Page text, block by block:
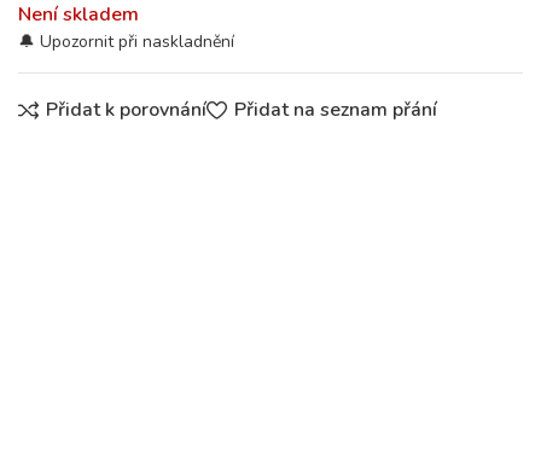
Není skladem
Přidat k porovnání Přidat na seznam přání